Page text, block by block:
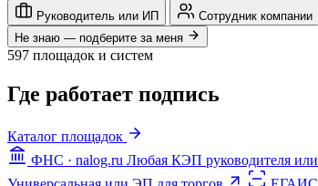
Руководитель или ИП Сотрудник компании
Не знаю — подберите за меня
597 площадок и систем
Где работает подпись
Каталог площадок
ФНС · nalog.ru Любая КЭП руководителя